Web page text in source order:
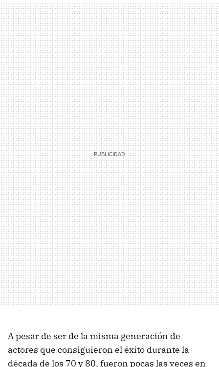
A pesar de ser de la misma generación de
actores que consiguieron el éxito durante la
década de los 70 y 80, fueron pocas las veces en